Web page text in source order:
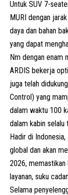
Untuk SUV 7-
MURI dengan
daya dan bahan
yang dapat
Nm dengan enam
ARDIS bekerja
juga telah
Control) yang
dalam waktu 100
dalam kabin selalu
Hadir di
global dan akan
2026,
layanan, suku
Selama